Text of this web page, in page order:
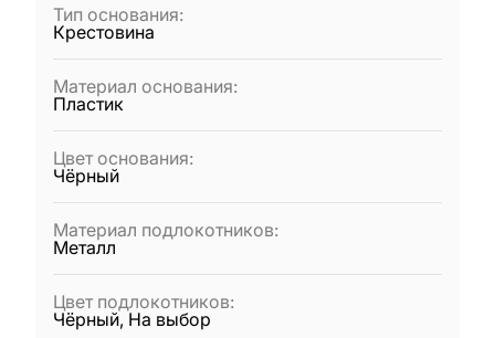
Тип основания:
Крестовина
Материал основания:
Пластик
Цвет основания:
Чёрный
Материал подлокотников:
Металл
Цвет подлокотников:
Чёрный, На выбор